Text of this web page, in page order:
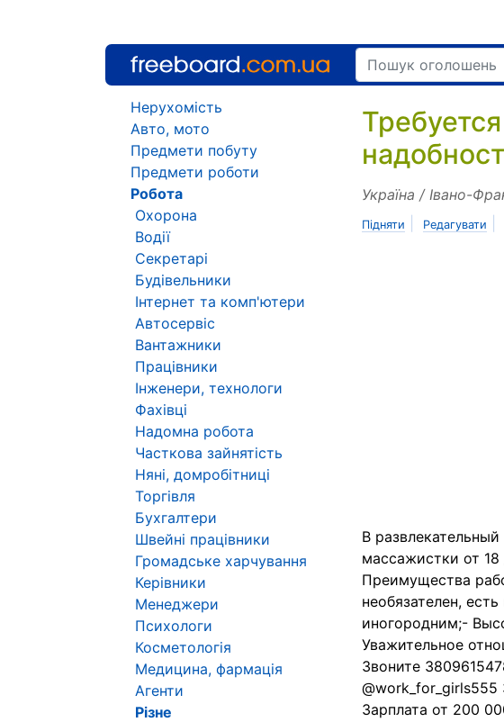
Україна / Івано-
Підняти Редагувати
В
массажистки от
Преимущества
необязателен,
иногородним;-
Уважительное
Звоните
Зарплата от 200
Нерухомість
Авто, мото
Предмети побуту
Предмети роботи
Робота
Охорона
Водії
Секретарі
Будівельники
Інтернет та комп'ютери
Автосервіс
Вантажники
Працівники
Інженери, технологи
Фахівці
Надомна робота
Часткова зайнятість
Няні, домробітниці
Торгівля
Бухгалтери
Швейні працівники
Громадське харчування
Керівники
Менеджери
Психологи
Косметологія
Медицина, фармація
Агенти
Різне